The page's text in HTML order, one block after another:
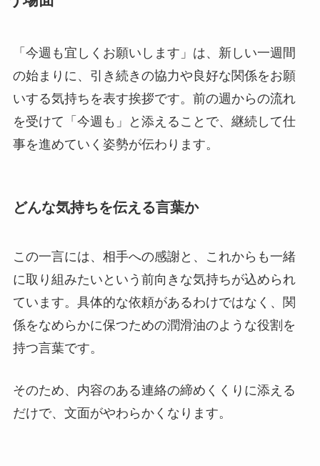
「今週も宜しくお願いします」は、新しい一週間
の始まりに、引き続きの協力や良好な関係をお願
いする気持ちを表す挨拶です。前の週からの流れ
を受けて「今週も」と添えることで、継続して仕
事を進めていく姿勢が伝わります。
どんな気持ちを伝える言葉か
この一言には、相手への感謝と、これからも一緒
に取り組みたいという前向きな気持ちが込められ
ています。具体的な依頼があるわけではなく、関
係をなめらかに保つための潤滑油のような役割を
持つ言葉です。
そのため、内容のある連絡の締めくくりに添える
だけで、文面がやわらかくなります。